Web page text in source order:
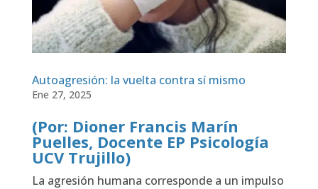
Autoagresión: la vuelta contra sí mismo
Ene 27, 2025
(Por: Dioner Francis Marín
Puelles, Docente EP Psicología
UCV Trujillo)
La agre­sión huma­na corres­pon­de a un impul­so